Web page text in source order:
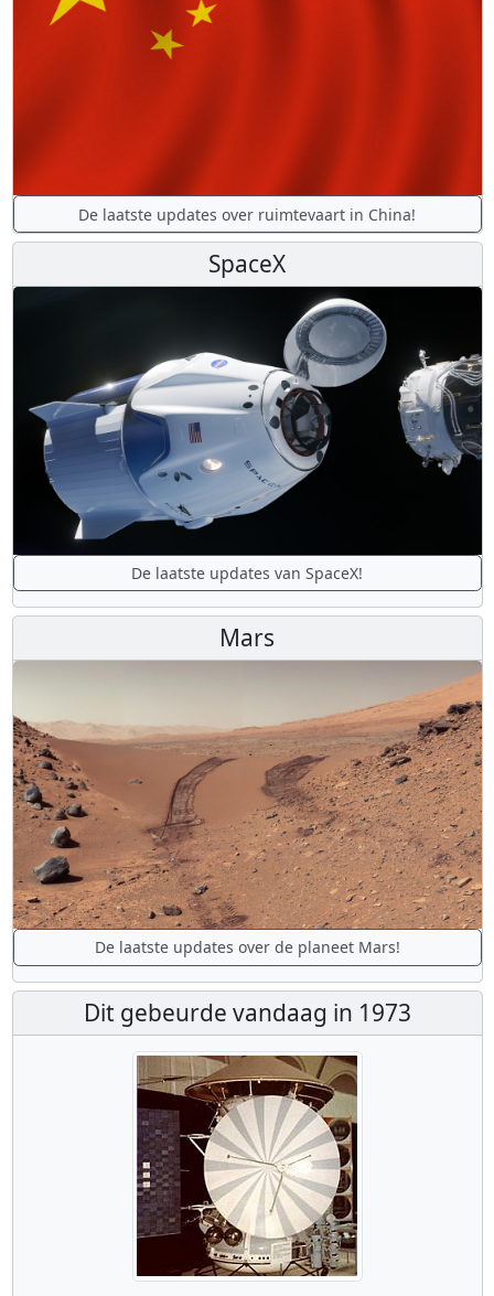
De laatste updates over ruimtevaart in China!
SpaceX
De laatste updates van SpaceX!
Mars
De laatste updates over de planeet Mars!
Dit gebeurde vandaag in 1973